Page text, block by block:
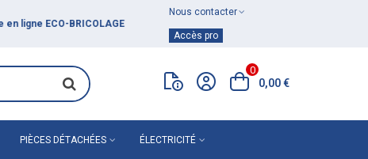
Nous contacter
Accès pro
0
0,00 €
PIÈCES DÉTACHÉES ÉLECTRICITÉ